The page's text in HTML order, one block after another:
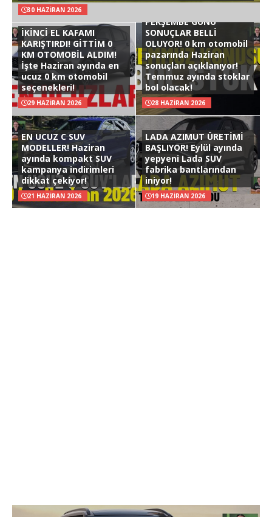
30 HAZIRAN 2026
İKİNCİ EL KAFAMI
KARIŞTIRDI! GİTTİM 0
KM OTOMOBİL ALDIM!
İşte Haziran ayında en
ucuz 0 km otomobil
seçenekleri!
29 HAZIRAN 2026
PERŞEMBE GÜNÜ
SONUÇLAR BELLİ
OLUYOR! 0 km otomobil
pazarında Haziran
sonuçları açıklanıyor!
Temmuz ayında stoklar
bol olacak!
28 HAZIRAN 2026
EN UCUZ C SUV
MODELLER! Haziran
ayında kompakt SUV
kampanya indirimleri
dikkat çekiyor!
21 HAZIRAN 2026
LADA AZIMUT ÜRETİMİ
BAŞLIYOR! Eylül ayında
yepyeni Lada SUV
fabrika bantlarından
iniyor!
19 HAZIRAN 2026